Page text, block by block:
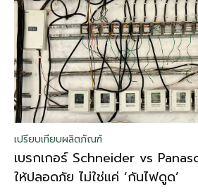
เปรียบเทียบผลิตภัณฑ์
เบรกเกอร์ Schneider vs
ให้ปลอดภัย ไม่ใช่แค่ ‘กันไฟดูด’